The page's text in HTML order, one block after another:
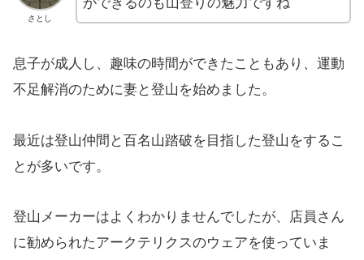
さとし
息子が成人し、趣味の時間ができたこともあり、運動
不足解消のために妻と登山を始めました。
最近は登山仲間と百名山踏破を目指した登山をするこ
とが多いです。
登山メーカーはよくわかりませんでしたが、店員さん
に勧められたアークテリクスのウェアを使っていま